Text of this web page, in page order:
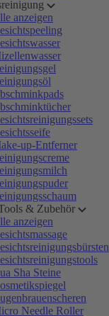
anzeigen
up-Entferner
& Zubehör
anzeigen
Sha Steine
Needle Roller